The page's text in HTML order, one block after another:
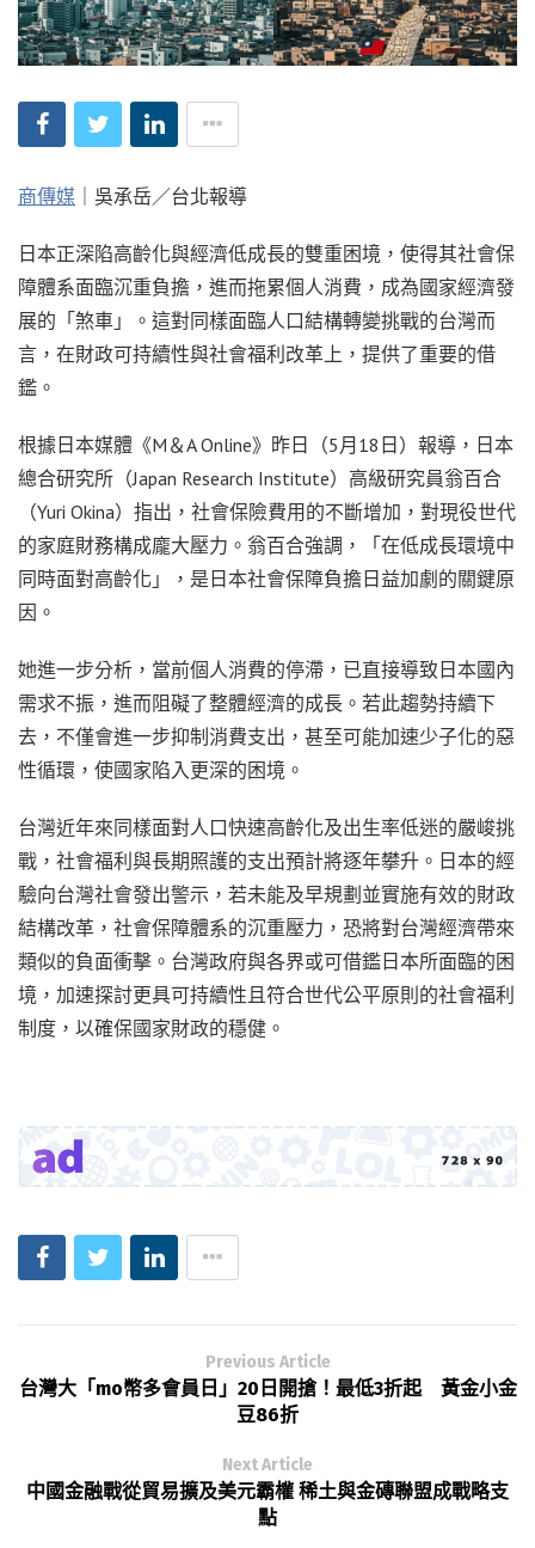
商傳媒 ｜吳承岳／台北報導
日本正深陷高齡化與經濟低成長的雙重困境，使得其社會保
障體系面臨沉重負擔，進而拖累個人消費，成為國家經濟發
展的「煞車」。這對同樣面臨人口結構轉變挑戰的台灣而
言，在財政可持續性與社會福利改革上，提供了重要的借
鑑。
根據日本媒體《M＆A Online》昨日（5月18日）報導，日本
總合研究所（Japan Research Institute）高級研究員翁百合
（Yuri Okina）指出，社會保險費用的不斷增加，對現役世代
的家庭財務構成龐大壓力。翁百合強調，「在低成長環境中
同時面對高齡化」，是日本社會保障負擔日益加劇的關鍵原
因。
她進一步分析，當前個人消費的停滯，已直接導致日本國內
需求不振，進而阻礙了整體經濟的成長。若此趨勢持續下
去，不僅會進一步抑制消費支出，甚至可能加速少子化的惡
性循環，使國家陷入更深的困境。
台灣近年來同樣面對人口快速高齡化及出生率低迷的嚴峻挑
戰，社會福利與長期照護的支出預計將逐年攀升。日本的經
驗向台灣社會發出警示，若未能及早規劃並實施有效的財政
結構改革，社會保障體系的沉重壓力，恐將對台灣經濟帶來
類似的負面衝擊。台灣政府與各界或可借鑑日本所面臨的困
境，加速探討更具可持續性且符合世代公平原則的社會福利
制度，以確保國家財政的穩健。
Previous Article
台灣大「mo幣多會員日」20日開搶！最低3折起 黃金小金
豆86折
Next Article
中國金融戰從貿易擴及美元霸權 稀土與金磚聯盟成戰略支
點